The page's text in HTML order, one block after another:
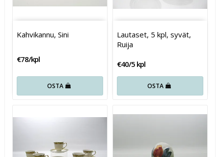
Kahvikannu, Sini
€78/kpl
OSTA
Lautaset, 5 kpl, syvät,
Ruija
€40/5 kpl
OSTA